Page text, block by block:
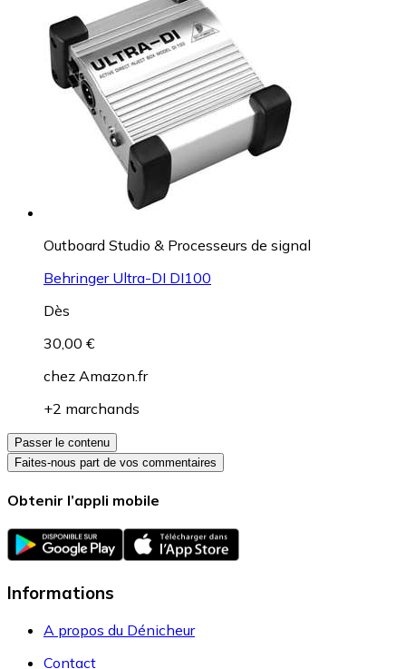
Outboard Studio & Processeurs de signal
Behringer Ultra-DI DI100
Dès
30,00 €
chez Amazon.fr
+2 marchands
Passer le contenu
Faites-nous part de vos commentaires
Obtenir l’appli mobile
Informations
A propos du Dénicheur
Contact